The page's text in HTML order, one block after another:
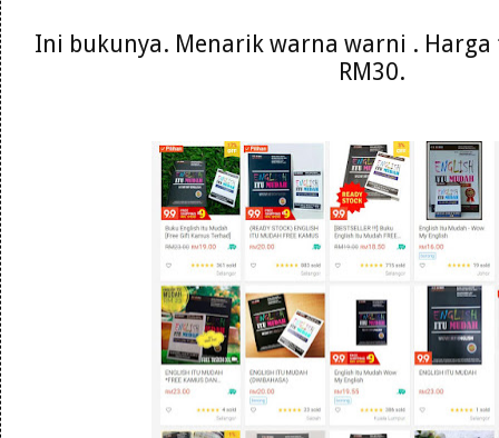
Ini bukunya. Menarik warna warni .
RM30.